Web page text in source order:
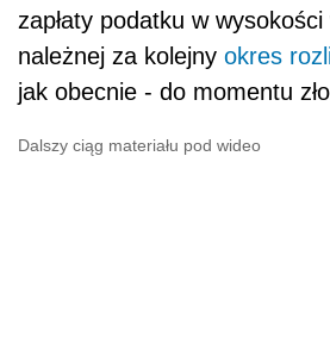
zapłaty podatku w wysokości
należnej za kolejny okres
jak obecnie - do momentu
Dalszy ciąg materiału pod wideo